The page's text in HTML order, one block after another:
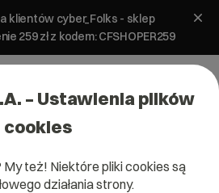
klientów cyber_Folks - sklep
259 zł z kodem: CFSHOPER259
moja strona nie jest widoczna w
– Ustawienia plików
cookies
też! Niektóre pliki cookies są
działania strony.